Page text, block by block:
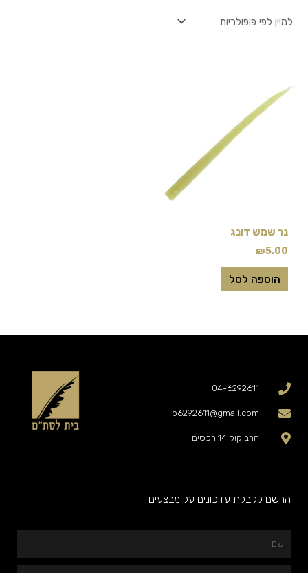
נר שמש דונג
₪5.00
הוספה לסל
04-6292611
b6292611@gmail.com
הרב קוק 14 רכסים
הרשם לקבלת עדכונים על מבצעים